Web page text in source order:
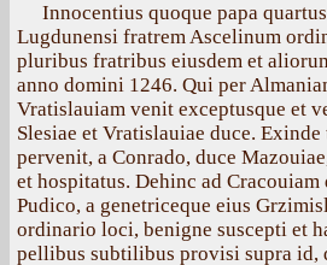
Innocentius quoque papa
Lugdunensi fratrem Ascelinum
pluribus fratribus eiusdem et
anno domini 1246. Qui per
Vratislauiam venit exceptusque et
Slesiae et Vratislauiae duce.
pervenit, a Conrado, duce
et hospitatus. Dehinc ad Cracouiam
Pudico, a genetriceque eius
ordinario loci, benigne suscepti et
pellibus subtilibus provisi supra id,